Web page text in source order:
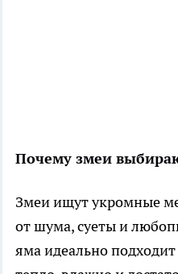
Почему змеи
Змеи ищут укромные
от шума, суеты и
яма идеально